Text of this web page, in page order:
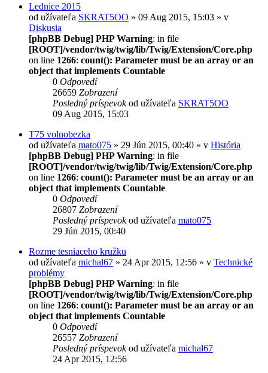
Lednice 2015
od užívateľa SKRAT5OO » 09 Aug 2015, 15:03 » v
Diskusia
[phpBB Debug] PHP Warning: in file
[ROOT]/vendor/twig/twig/lib/Twig/Extension/Core.php
on line 1266: count(): Parameter must be an array or an
object that implements Countable
0 Odpovedí
26659 Zobrazení
Posledný príspevokod užívateľa SKRAT5OO
09 Aug 2015, 15:03
T75 volnobezka
od užívateľa mato075 » 29 Jún 2015, 00:40 » v História
[phpBB Debug] PHP Warning: in file
[ROOT]/vendor/twig/twig/lib/Twig/Extension/Core.php
on line 1266: count(): Parameter must be an array or an
object that implements Countable
0 Odpovedí
26807 Zobrazení
Posledný príspevokod užívateľa mato075
29 Jún 2015, 00:40
Rozme tesniaceho kružku
od užívateľa michal67 » 24 Apr 2015, 12:56 » v Technické
problémy
[phpBB Debug] PHP Warning: in file
[ROOT]/vendor/twig/twig/lib/Twig/Extension/Core.php
on line 1266: count(): Parameter must be an array or an
object that implements Countable
0 Odpovedí
26557 Zobrazení
Posledný príspevokod užívateľa michal67
24 Apr 2015, 12:56